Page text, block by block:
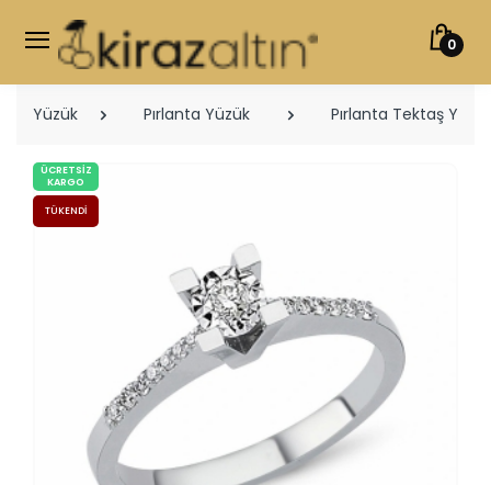
0
Yüzük Pırlanta Yüzük Pırlanta Tektaş
ÜCRETSIZ
KARGO
TÜKENDI